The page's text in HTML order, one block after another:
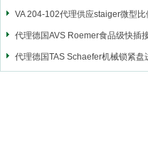
阀
VA 204-102代理供应staiger微型比
阀
代理德国AVS Roemer食品级快插
代理德国TAS Schaefer机械锁紧盘